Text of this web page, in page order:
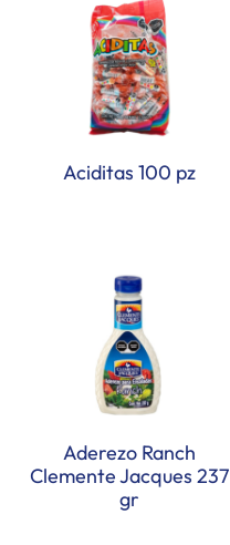
Aciditas 100 pz
Aderezo Ranch
Clemente Jacques 237
gr